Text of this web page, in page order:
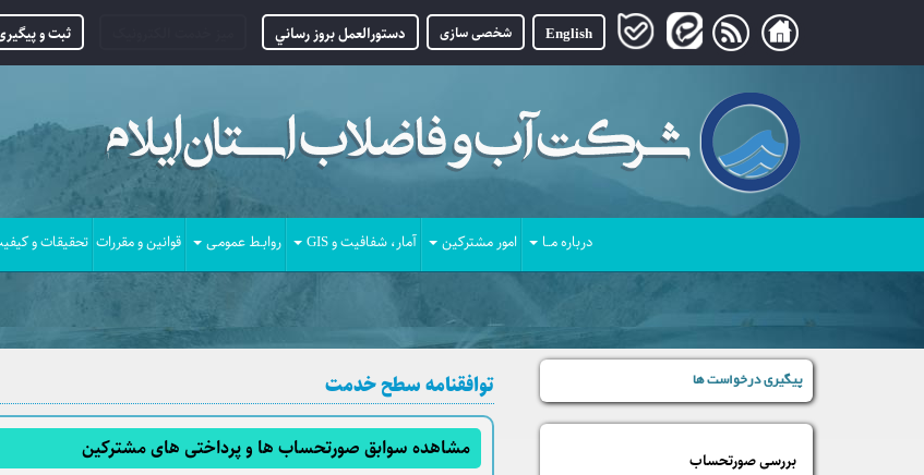
English شخصی سازی دستورالعمل بروز رساني ثبت و
درباره مــا امور مشترکین آمار، شفافیت و GIS روابـط عمومـی قوانین و مقررات تحقیقات و
پیگیری درخواست ها
بررسی صورتحساب
توافقنامه سطح خدمت
مشاهده سوابق صورتحساب ها و پرداختی های مشترکین